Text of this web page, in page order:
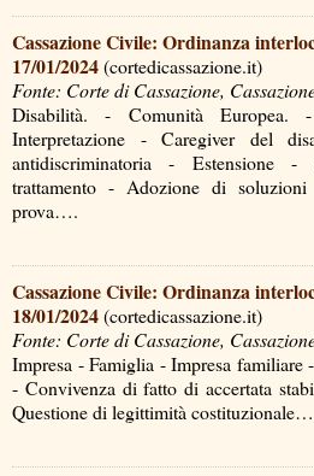
Cassazione Civile: Ordinanza
17/01/2024(cortedicassazione.it)
Fonte: Corte di Cassazione,
Disabilità. - Comunità Europea.
Interpretazione - Caregiver del
antidiscriminatoria - Estensione
trattamento - Adozione di
prova….
Cassazione Civile: Ordinanza
18/01/2024(cortedicassazione.it)
Fonte: Corte di Cassazione,
Impresa - Famiglia - Impresa familiare
- Convivenza di fatto di accertata
Questione di legittimità